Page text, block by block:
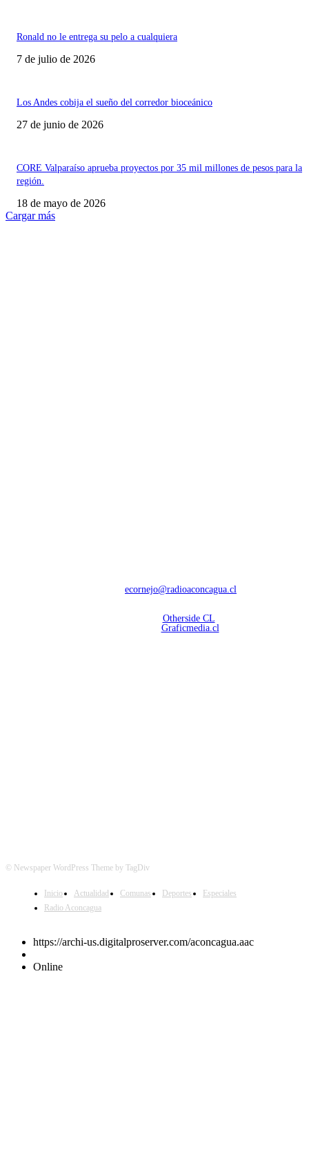
Ronald no le entrega su pelo a cualquiera
7 de julio de 2026
Los Andes cobija el sueño del corredor bioceánico
27 de junio de 2026
CORE Valparaíso aprueba proyectos por 35 mil millones de pesos para la
región.
18 de mayo de 2026
Cargar más
ecornejo@radioaconcagua.cl
Otherside CL
Graficmedia.cl
© Newspaper WordPress Theme by TagDiv
Inicio Actualidad Comunas Deportes
Especiales
Radio Aconcagua
https://archi-us.digitalproserver.com/aconcagua.aac
Online